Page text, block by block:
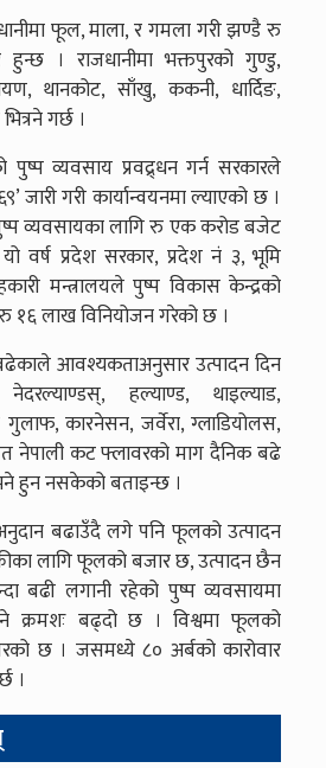
फूल, माला, र गमला गरी झण्डै रु
हुन्छ । राजधानीमा भक्तपुरको गुण्डु,
थानकोट, साँखु, ककनी, धार्दिङ,
गर्छ ।
पुष्प व्यवसाय प्रवद्र्धन गर्न सरकारले
जारी गरी कार्यान्वयनमा ल्याएको छ ।
व्यवसायका लागि रु एक करोड बजेट
वर्ष प्रदेश सरकार, प्रदेश नं ३, भूमि
मन्त्रालयले पुष्प विकास केन्द्रको
१६ लाख विनियोजन गरेको छ ।
आवश्यकताअनुसार उत्पादन दिन
हल्याण्ड, थाइल्याड,
कारनेसन, जर्वेरा, ग्लाडियोलस,
नेपाली कट फ्लावरको माग दैनिक बढे
हुन नसकेको बताइन्छ ।
बढाउँदै लगे पनि फूलको उत्पादन
लागि फूलको बजार छ, उत्पादन छैन
बढी लगानी रहेको पुष्प व्यवसायमा
क्रमशः बढ्दो छ । विश्वमा फूलको
छ । जसमध्ये ८० अर्बको कारोवार
।